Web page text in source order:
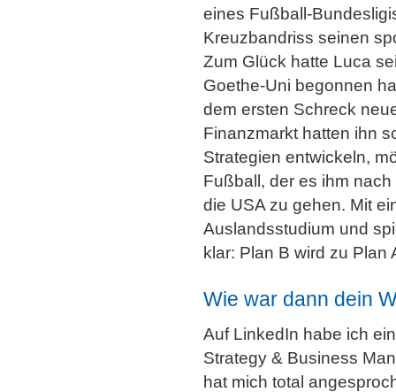
eines Fußball-
Kreuzbandriss seinen
Zum Glück hatte Luca
Goethe-Uni begonnen
dem ersten Schreck
Finanzmarkt hatten ihn
Strategien entwickeln,
Fußball, der es ihm
die USA zu gehen. Mit
Auslandsstudium und
klar: Plan B wird zu
Wie war dann dein
Auf LinkedIn habe ich
Strategy & Business
hat mich total